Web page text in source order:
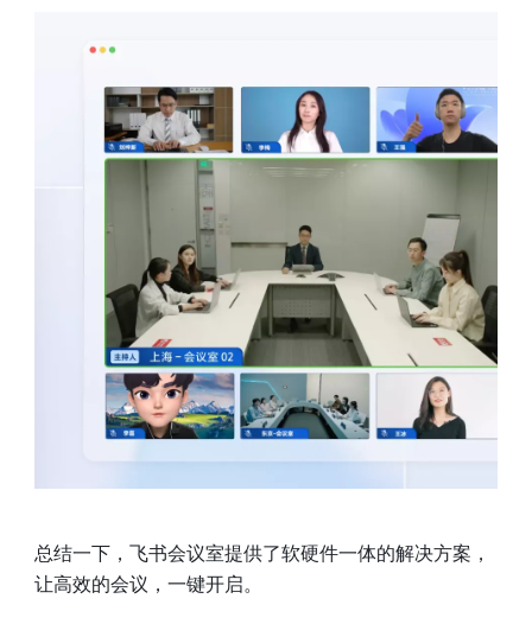
总结一下，飞书会议室提供了软硬件一体的解决方案，
让高效的会议，一键开启。